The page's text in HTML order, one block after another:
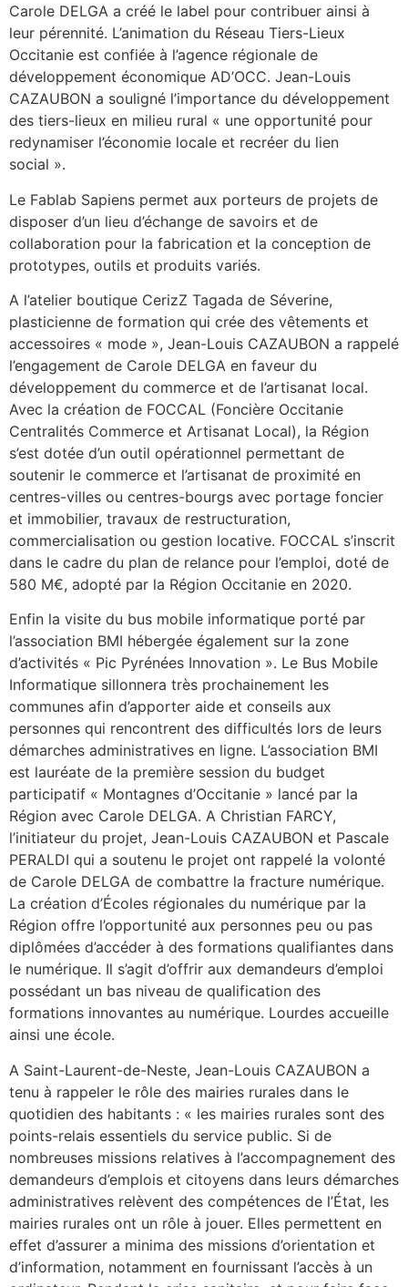
Carole DELGA a créé le label pour contribuer ainsi à
leur pérennité. L’animation du Réseau Tiers-Lieux
Occitanie est confiée à l’agence régionale de
développement économique AD’OCC. Jean-Louis
CAZAUBON a souligné l’importance du développement
des tiers-lieux en milieu rural « une opportunité pour
redynamiser l’économie locale et recréer du lien
social ».
Le Fablab Sapiens permet aux porteurs de projets de
disposer d’un lieu d’échange de savoirs et de
collaboration pour la fabrication et la conception de
prototypes, outils et produits variés.
A l’atelier boutique CerizZ Tagada de Séverine,
plasticienne de formation qui crée des vêtements et
accessoires « mode », Jean-Louis CAZAUBON a rappelé
l’engagement de Carole DELGA en faveur du
développement du commerce et de l’artisanat local.
Avec la création de FOCCAL (Foncière Occitanie
Centralités Commerce et Artisanat Local), la Région
s’est dotée d’un outil opérationnel permettant de
soutenir le commerce et l’artisanat de proximité en
centres-villes ou centres-bourgs avec portage foncier
et immobilier, travaux de restructuration,
commercialisation ou gestion locative. FOCCAL s’inscrit
dans le cadre du plan de relance pour l’emploi, doté de
580 M€, adopté par la Région Occitanie en 2020.
Enfin la visite du bus mobile informatique porté par
l’association BMI hébergée également sur la zone
d’activités « Pic Pyrénées Innovation ». Le Bus Mobile
Informatique sillonnera très prochainement les
communes afin d’apporter aide et conseils aux
personnes qui rencontrent des difficultés lors de leurs
démarches administratives en ligne. L’association BMI
est lauréate de la première session du budget
participatif « Montagnes d’Occitanie » lancé par la
Région avec Carole DELGA. A Christian FARCY,
l’initiateur du projet, Jean-Louis CAZAUBON et Pascale
PERALDI qui a soutenu le projet ont rappelé la volonté
de Carole DELGA de combattre la fracture numérique.
La création d’Écoles régionales du numérique par la
Région offre l’opportunité aux personnes peu ou pas
diplômées d’accéder à des formations qualifiantes dans
le numérique. Il s’agit d’offrir aux demandeurs d’emploi
possédant un bas niveau de qualification des
formations innovantes au numérique. Lourdes accueille
ainsi une école.
A Saint-Laurent-de-Neste, Jean-Louis CAZAUBON a
tenu à rappeler le rôle des mairies rurales dans le
quotidien des habitants : « les mairies rurales sont des
points-relais essentiels du service public. Si de
nombreuses missions relatives à l’accompagnement des
demandeurs d’emplois et citoyens dans leurs démarches
administratives relèvent des compétences de l’État, les
mairies rurales ont un rôle à jouer. Elles permettent en
effet d’assurer a minima des missions d’orientation et
d’information, notamment en fournissant l’accès à un